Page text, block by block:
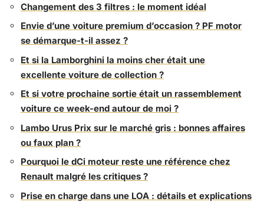
Changement des 3 filtres : le moment idéal
Envie d’une voiture premium d’occasion ? PF motor
se démarque-t-il assez ?
Et si la Lamborghini la moins cher était une
excellente voiture de collection ?
Et si votre prochaine sortie était un rassemblement
voiture ce week-end autour de moi ?
Lambo Urus Prix sur le marché gris : bonnes affaires
ou faux plan ?
Pourquoi le dCi moteur reste une référence chez
Renault malgré les critiques ?
Prise en charge dans une LOA : détails et explications